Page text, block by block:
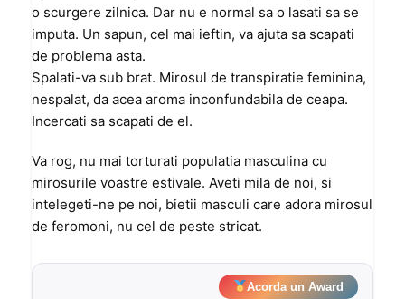
o scurgere zilnica. Dar nu e normal sa o lasati sa se
imputa. Un sapun, cel mai ieftin, va ajuta sa scapati
de problema asta.
Spalati-va sub brat. Mirosul de transpiratie feminina,
nespalat, da acea aroma inconfundabila de ceapa.
Incercati sa scapati de el.
Va rog, nu mai torturati populatia masculina cu
mirosurile voastre estivale. Aveti mila de noi, si
intelegeti-ne pe noi, bietii masculi care adora mirosul
de feromoni, nu cel de peste stricat.
Acorda un Award